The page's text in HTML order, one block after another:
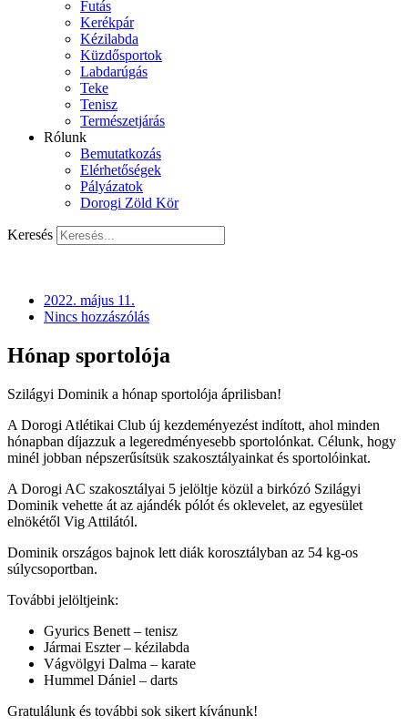
Futás
Kerékpár
Kézilabda
Küzdősportok
Labdarúgás
Teke
Tenisz
Természetjárás
Rólunk
Bemutatkozás
Elérhetőségek
Pályázatok
Dorogi Zöld Kör
Keresés
2022. május 11.
Nincs hozzászólás
Hónap sportolója
Szilágyi Dominik a hónap sportolója áprilisban!
A Dorogi Atlétikai Club új kezdeményezést indított, ahol minden
hónapban díjazzuk a legeredményesebb sportolónkat. Célunk, hogy
minél jobban népszerűsítsük szakosztályainkat és sportolóinkat.
A Dorogi AC szakosztályai 5 jelöltje közül a birkózó Szilágyi
Dominik vehette át az ajándék pólót és oklevelet, az egyesület
elnökétől Vig Attilától.
Dominik országos bajnok lett diák korosztályban az 54 kg-os
súlycsoportban.
További jelöltjeink:
Gyurics Benett – tenisz
Jármai Eszter – kézilabda
Vágvölgyi Dalma – karate
Hummel Dániel – darts
Gratulálunk és további sok sikert kívánunk!